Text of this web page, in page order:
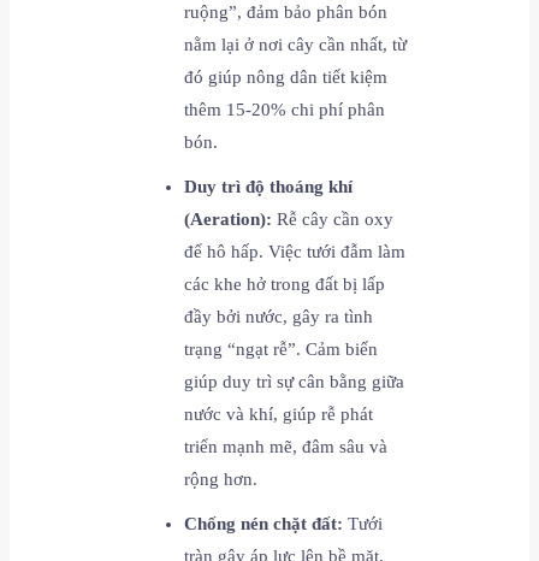
ruộng”, đảm bảo phân bón
nằm lại ở nơi cây cần nhất, từ
đó giúp nông dân tiết kiệm
thêm 15-20% chi phí phân
bón.
Duy trì độ thoáng khí
(Aeration): Rễ cây cần oxy
để hô hấp. Việc tưới đẫm làm
các khe hở trong đất bị lấp
đầy bởi nước, gây ra tình
trạng “ngạt rễ”. Cảm biến
giúp duy trì sự cân bằng giữa
nước và khí, giúp rễ phát
triển mạnh mẽ, đâm sâu và
rộng hơn.
Chống nén chặt đất: Tưới
tràn gây áp lực lên bề mặt,